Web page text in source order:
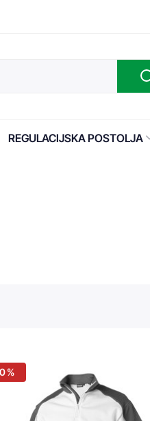
REGULACIJSKA POSTOLJA